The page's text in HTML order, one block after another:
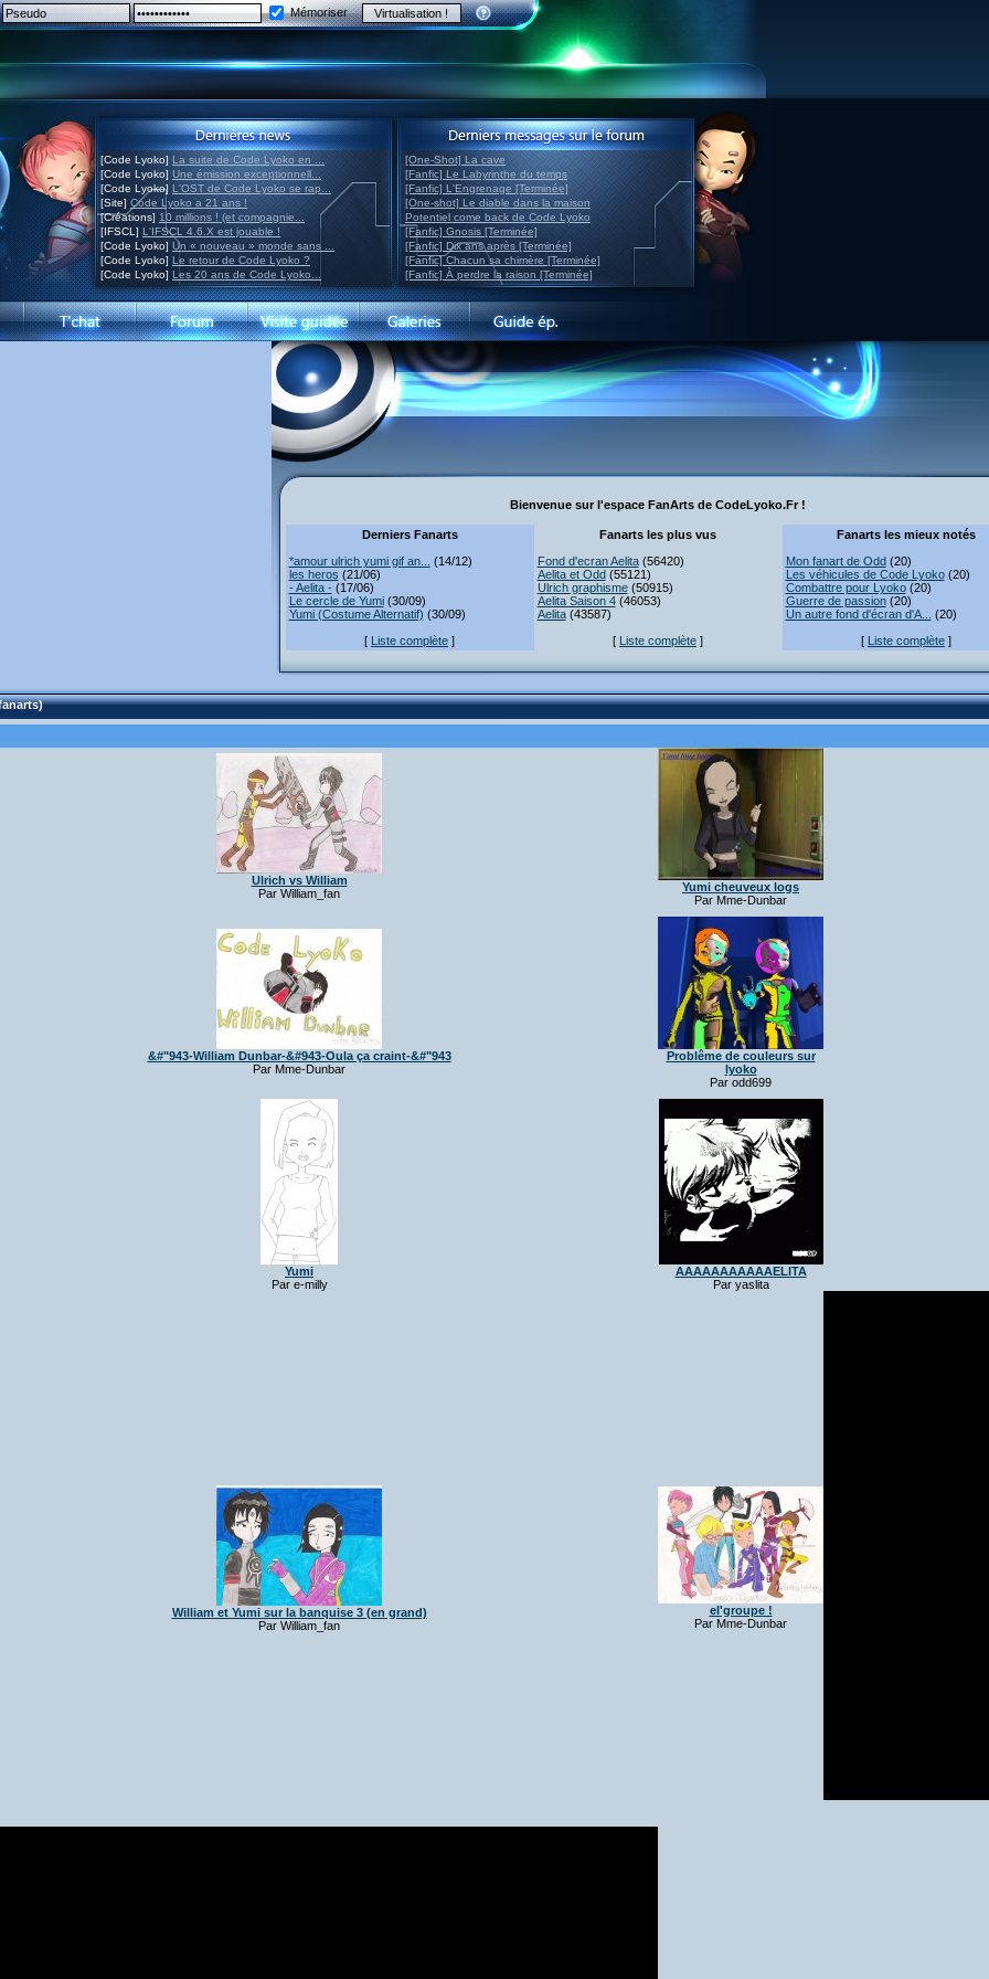
Mémoriser
[Code Lyoko] La suite de Code Lyoko en ...
[Code Lyoko] Une émission exceptionnell...
[Code Lyoko] L'OST de Code Lyoko se rap...
[Site] Code Lyoko a 21 ans !
[Créations] 10 millions ! (et compagnie...
[IFSCL] L'IFSCL 4.6.X est jouable !
[Code Lyoko] Un « nouveau » monde sans ...
[Code Lyoko] Le retour de Code Lyoko ?
[Code Lyoko] Les 20 ans de Code Lyoko...
[One-Shot] La cave
[Fanfic] Le Labyrinthe du temps
[Fanfic] L'Engrenage [Terminée]
[One-shot] Le diable dans la maison
Potentiel come back de Code Lyoko
[Fanfic] Gnosis [Terminée]
[Fanfic] Dix ans après [Terminée]
[Fanfic] Chacun sa chimère [Terminée]
[Fanfic] À perdre la raison [Terminée]
Bienvenue sur l'espace FanArts de CodeLyoko.Fr !
Derniers Fanarts
*amour ulrich yumi gif an...
(14/12)
les heros (21/06)
- Aelita -(17/06)
Le cercle de Yumi(30/09)
Yumi (Costume Alternatif) (30/09)
[ Liste complète ]
Fanarts les plus vus
Fond d'ecran Aelita(56420)
Aelita et Odd(55121)
Ulrich graphisme(50915)
Aelita Saison 4(46053)
Aelita(43587)
[ Liste complète ]
Fanarts les mieux notés
Mon fanart de Odd(20)
Les véhicules de Code Lyoko(20)
Combattre pour Lyoko(20)
Guerre de passion(20)
Un autre fond d'écran d'A...
(20)
[ Liste complète ]
Ulrich vs William
Par William_fan
Yumi cheuveux logs
Par Mme-Dunbar
&#"943-William Dunbar-&#943-Oula ça craint-&#"943
Par Mme-Dunbar
Problême de couleurs sur
lyoko
Par odd699
Yumi
Par e-milly
AAAAAAAAAAAELITA
Par yaslita
William et Yumi sur la banquise 3 (en grand)
Par William_fan
el'groupe !
Par Mme-Dunbar